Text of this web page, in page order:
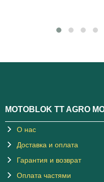
MOTOBLOK TT AGRO
О нас
Доставка и оплата
Гарантия и возврат
Оплата частями